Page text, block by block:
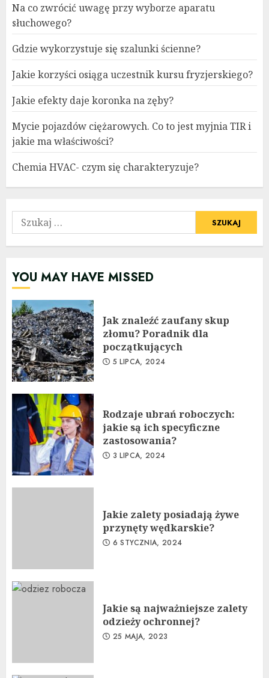
Na co zwrócić uwagę przy wyborze aparatu
słuchowego?
Gdzie wykorzystuje się szalunki ścienne?
Jakie korzyści osiąga uczestnik kursu fryzjerskiego?
Jakie efekty daje koronka na zęby?
Mycie pojazdów ciężarowych. Co to jest myjnia TIR i
jakie ma właściwości?
Chemia HVAC- czym się charakteryzuje?
Szukaj:
YOU MAY HAVE MISSED
Jak znaleźć zaufany skup
złomu? Poradnik dla
początkujących
5 LIPCA, 2024
Rodzaje ubrań roboczych:
jakie są ich specyficzne
zastosowania?
3 LIPCA, 2024
Jakie zalety posiadają żywe
przynęty wędkarskie?
6 STYCZNIA, 2024
Jakie są najważniejsze zalety
odzieży ochronnej?
25 MAJA, 2023